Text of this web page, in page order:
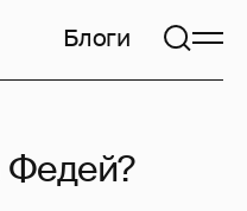
Блоги
Федей?